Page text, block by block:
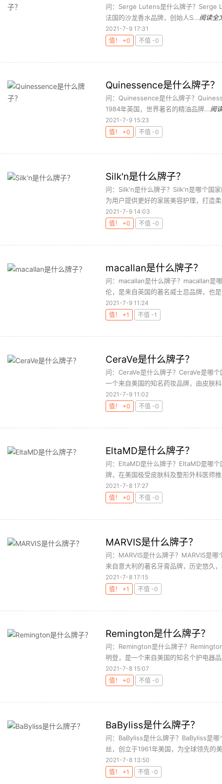
问：Serge Lutens是什么牌子？Serge
法国的沙龙香水品牌，创始人S...阅读全
2021-7-9 17:31
值！ +0
不值 -0
Quinessence是什么牌子？
问：Quinessence是什么牌子？
1984年英国，世界著名的精油品牌...阅
2021-7-9 15:23
值！ +0
不值 -0
Silk'n是什么牌子？
问：Silk'n是什么牌子？Silk'n是哪个国
为用户提供更好的家居美容护理，打造
2021-7-9 14:03
值！ +0
不值 -0
macallan是什么牌子？
问：macallan是什么牌子？macallan是
伦，是来自英国的著名威士忌品牌，也
2021-7-9 11:24
值！ +1
不值 -1
CeraVe是什么牌子？
问：CeraVe是什么牌子？CeraVe是哪
一个来自美国的知名药妆品牌，由皮肤
2021-7-9 11:02
值！ +0
不值 -0
EltaMD是什么牌子？
问：EltaMD是什么牌子？EltaMD是哪
牌，在美国极受皮肤科及整形外科医师
2021-7-8 17:27
值！ +0
不值 -0
MARVIS是什么牌子？
问：MARVIS是什么牌子？MARVIS是
来自意大利的著名牙膏品牌，历史悠久
2021-7-8 17:15
值！ +1
不值 -0
Remington是什么牌子？
问：Remington是什么牌子？
明登，是一个来自美国的知名个护电器
2021-7-8 15:07
值！ +0
不值 -0
BaByliss是什么牌子？
问：BaByliss是什么牌子？BaByliss是
丝，创立于1961年美国，为全球领先的
2021-7-8 13:50
值！ +1
不值 -0